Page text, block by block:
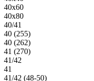
40х60
40х80
40/41
40 (255)
40 (262)
41 (270)
41/42
41
41/42 (48-50)